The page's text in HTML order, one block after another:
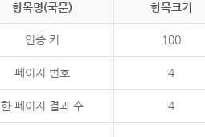
항목명(국문) 항목크기
인증 키 100
페이지 번호 4
한 페이지 결과 수 4